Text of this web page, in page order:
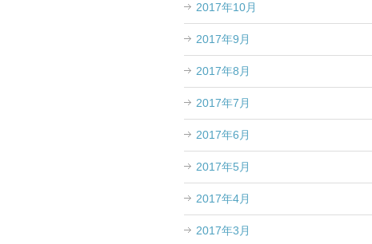
2017年10月
2017年9月
2017年8月
2017年7月
2017年6月
2017年5月
2017年4月
2017年3月